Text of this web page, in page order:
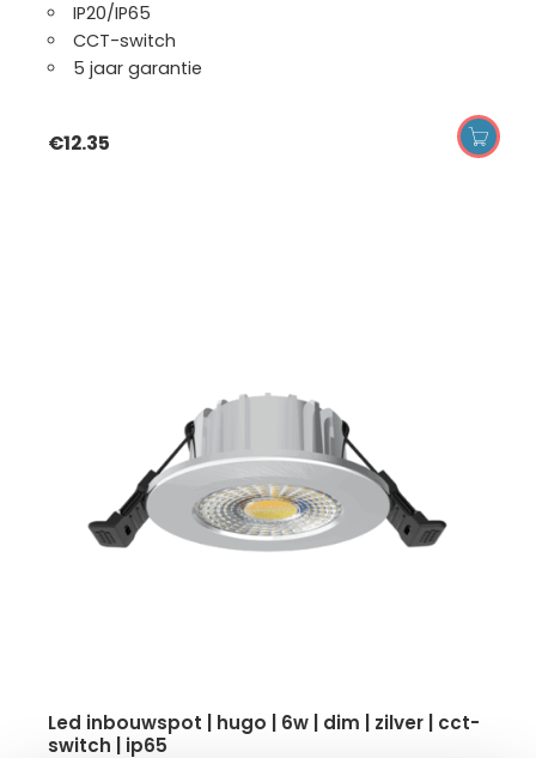
IP20/IP65
CCT-switch
5 jaar garantie
€12.35
led inbouwspot | hugo | 6w | dim | zilver | cct-
switch | ip65